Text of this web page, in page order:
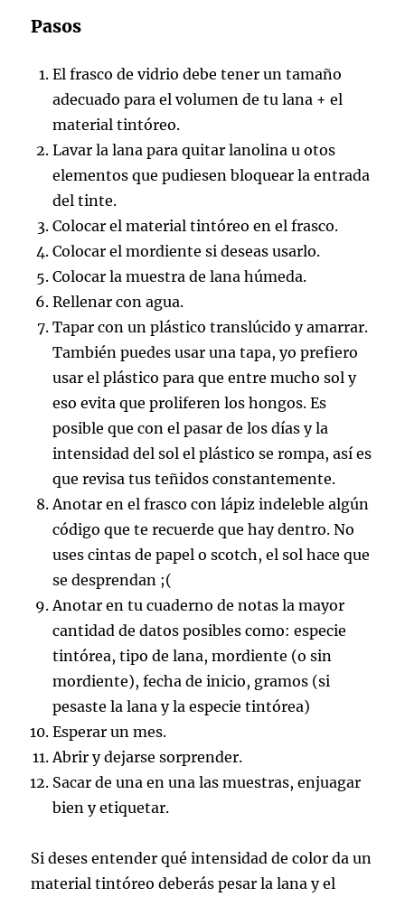
Pasos
El frasco de vidrio debe tener un tamaño
adecuado para el volumen de tu lana + el
material tintóreo.
Lavar la lana para quitar lanolina u otos
elementos que pudiesen bloquear la entrada
del tinte.
Colocar el material tintóreo en el frasco.
Colocar el mordiente si deseas usarlo.
Colocar la muestra de lana húmeda.
Rellenar con agua.
Tapar con un plástico translúcido y amarrar.
También puedes usar una tapa, yo prefiero
usar el plástico para que entre mucho sol y
eso evita que proliferen los hongos. Es
posible que con el pasar de los días y la
intensidad del sol el plástico se rompa, así es
que revisa tus teñidos constantemente.
Anotar en el frasco con lápiz indeleble algún
código que te recuerde que hay dentro. No
uses cintas de papel o scotch, el sol hace que
se desprendan ;(
Anotar en tu cuaderno de notas la mayor
cantidad de datos posibles como: especie
tintórea, tipo de lana, mordiente (o sin
mordiente), fecha de inicio, gramos (si
pesaste la lana y la especie tintórea)
Esperar un mes.
Abrir y dejarse sorprender.
Sacar de una en una las muestras, enjuagar
bien y etiquetar.
Si deses entender qué intensidad de color da un
material tintóreo deberás pesar la lana y el